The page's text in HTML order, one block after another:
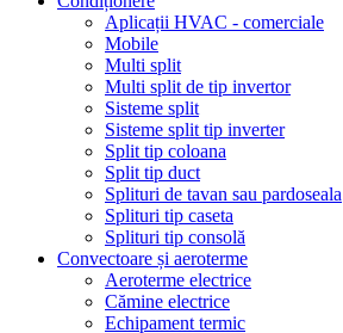
Aplicații HVAC - comerciale
Mobile
Multi split
Multi split de tip invertor
Sisteme split
Sisteme split tip inverter
Split tip coloana
Split tip duct
Splituri de tavan sau pardoseala
Splituri tip caseta
Splituri tip consolă
Convectoare și aeroterme
Aeroterme electrice
Cămine electrice
Echipament termic